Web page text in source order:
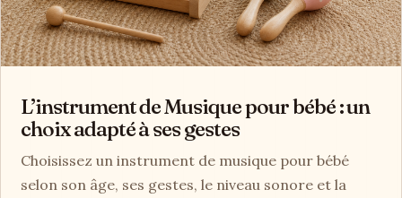
L’instrument de Musique pour bébé : un
choix adapté à ses gestes
Choisissez un instrument de musique pour bébé
selon son âge, ses gestes, le niveau sonore et la